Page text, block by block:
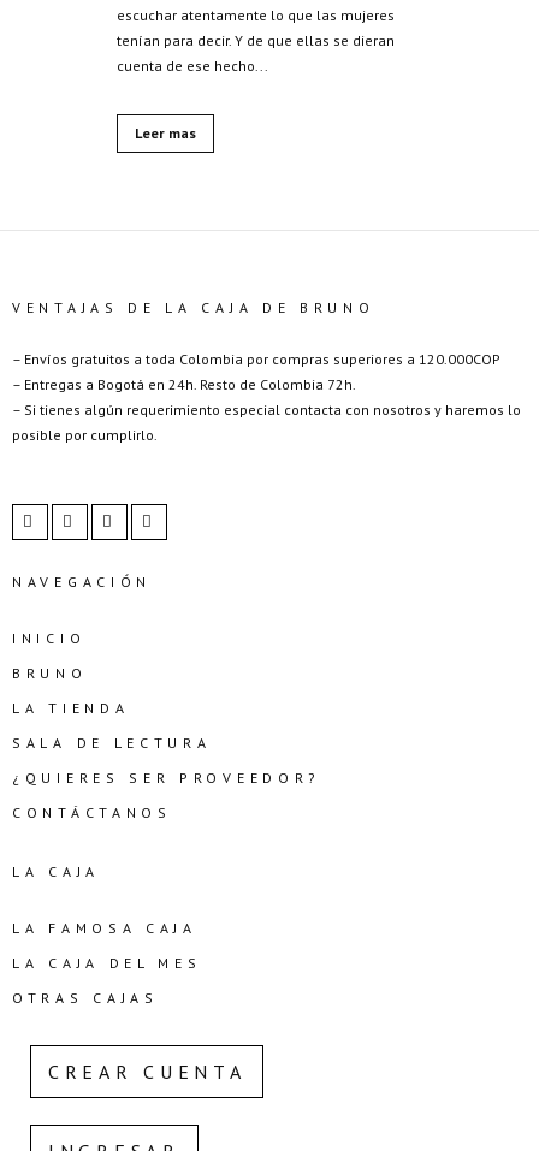
escuchar atentamente lo que las mujeres
tenían para decir. Y de que ellas se dieran
cuenta de ese hecho...
Leer mas
VENTAJAS DE LA CAJA DE BRUNO
– Envíos gratuitos a toda Colombia por compras superiores a 120.000COP
– Entregas a Bogotá en 24h. Resto de Colombia 72h.
– Si tienes algún requerimiento especial contacta con nosotros y haremos lo
posible por cumplirlo.
NAVEGACIÓN
INICIO
BRUNO
LA TIENDA
SALA DE LECTURA
¿QUIERES SER PROVEEDOR?
CONTÁCTANOS
LA CAJA
LA FAMOSA CAJA
LA CAJA DEL MES
OTRAS CAJAS
CREAR CUENTA